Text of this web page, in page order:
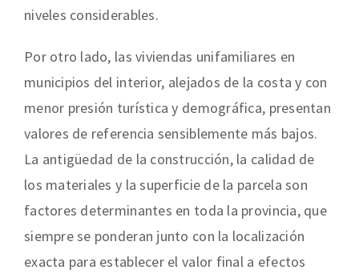
niveles considerables.
Por otro lado, las viviendas unifamiliares en
municipios del interior, alejados de la costa y con
menor presión turística y demográfica, presentan
valores de referencia sensiblemente más bajos.
La antigüedad de la construcción, la calidad de
los materiales y la superficie de la parcela son
factores determinantes en toda la provincia, que
siempre se ponderan junto con la localización
exacta para establecer el valor final a efectos